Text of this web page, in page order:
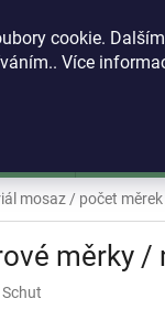
cookie.
Více
mosaz / počet
měrky
Schut